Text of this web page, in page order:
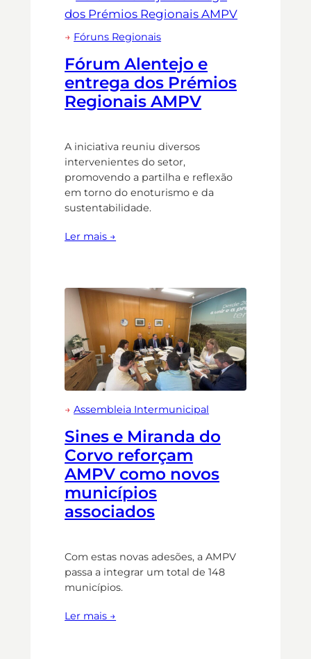
→ Fóruns Regionais
Fórum Alentejo e
entrega dos Prémios
Regionais AMPV
A iniciativa reuniu diversos
intervenientes do setor,
promovendo a partilha e reflexão
em torno do enoturismo e da
sustentabilidade.
Ler mais →
→Assembleia Intermunicipal
Sines e Miranda do
Corvo reforçam
AMPV como novos
municípios
associados
Com estas novas adesões, a AMPV
passa a integrar um total de 148
municípios.
Ler mais →